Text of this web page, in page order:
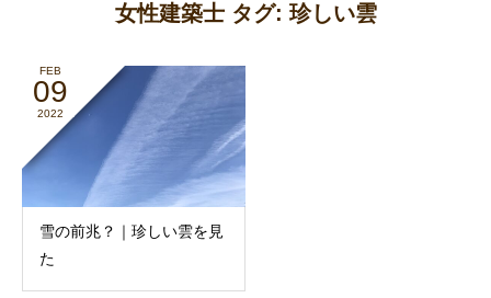
エルハウス
女性建築士 タグ: 珍しい雲
FEB
09
2022
雪の前兆？｜珍しい雲を見
た